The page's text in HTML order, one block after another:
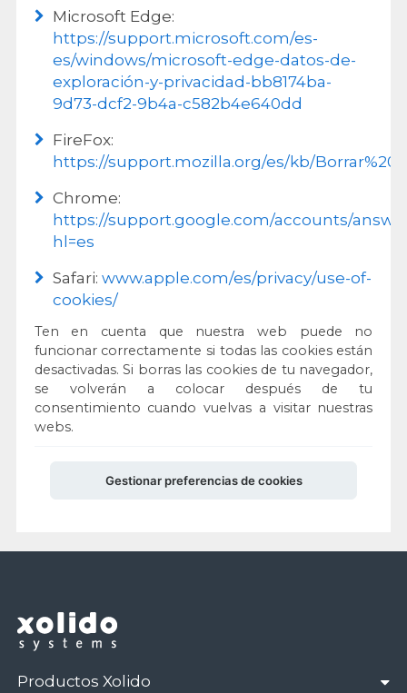
Microsoft Edge:
https://support.microsoft.com/es-
es/windows/microsoft-edge-datos-de-
exploración-y-privacidad-bb8174ba-
9d73-dcf2-9b4a-c582b4e640dd
FireFox:
https://support.mozilla.org/es/kb/
Chrome:
https://support.google.com/accounts/
hl=es
Safari: www.apple.com/es/privacy/use-of-
cookies/
Ten en cuenta que nuestra web puede no
funcionar correctamente si todas las cookies están
desactivadas. Si borras las cookies de tu navegador,
se volverán a colocar después de tu
consentimiento cuando vuelvas a visitar nuestras
webs.
Gestionar preferencias de cookies
Productos Xolido